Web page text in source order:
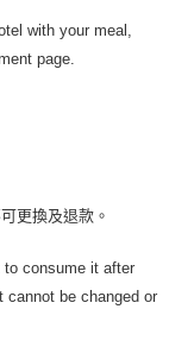
with your meal,
page.
更換及退款。
to consume it after
cannot be changed or